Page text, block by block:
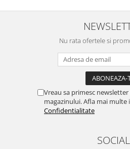
Nu rata ofertele si
Vreau sa primesc
magazinului. Afla mai multe
Confidentialitate
SOCIAL